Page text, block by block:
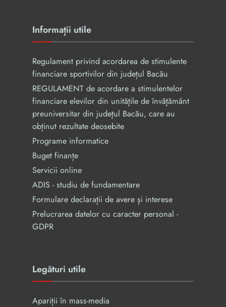
Informații utile
Regulament privind acordarea de stimulente
financiare sportivilor din județul Bacău
REGULAMENT de acordare a stimulentelor
financiare elevilor din unităţile de învăţământ
preuniversitar din judeţul Bacău, care au
obținut rezultate deosebite
Programe informatice
Buget finanțe
Servicii online
ADIS - studiu de fundamentare
Formulare declarații de avere și interese
Prelucrarea datelor cu caracter personal -
GDPR
Legături utile
Apariții în mass-media